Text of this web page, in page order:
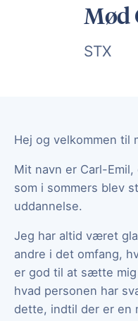
Mød
STX
Hej og velkommen til
Mit navn er Carl-
som i sommers blev
uddannelse.
Jeg har altid været
andre i det omfang,
er god til at sætte
hvad personen har
dette, indtil der er en